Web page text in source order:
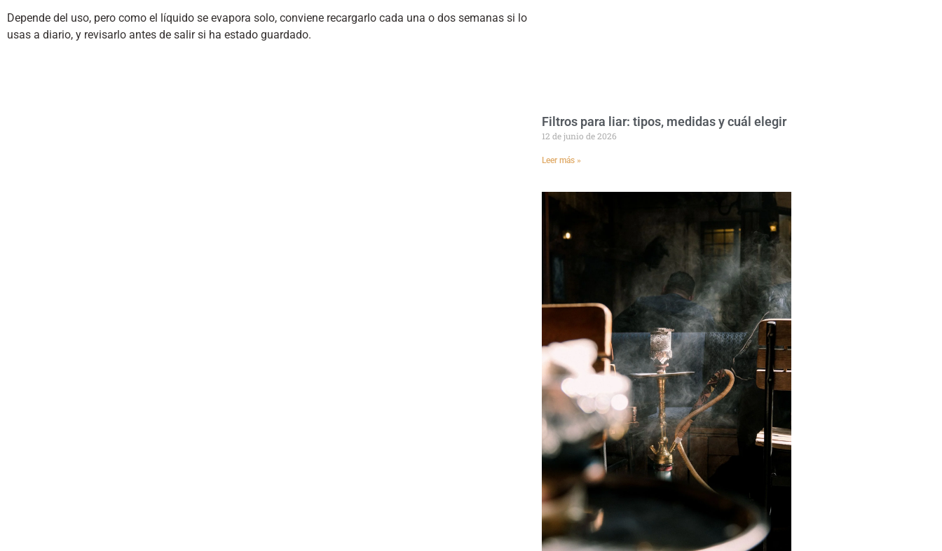
Depende del uso, pero como el líquido se evapora solo, conviene recargarlo cada una o dos semanas si lo
usas a diario, y revisarlo antes de salir si ha estado guardado.
Filtros para liar: tipos, medidas y cuál elegir
12 de junio de 2026
Leer más »